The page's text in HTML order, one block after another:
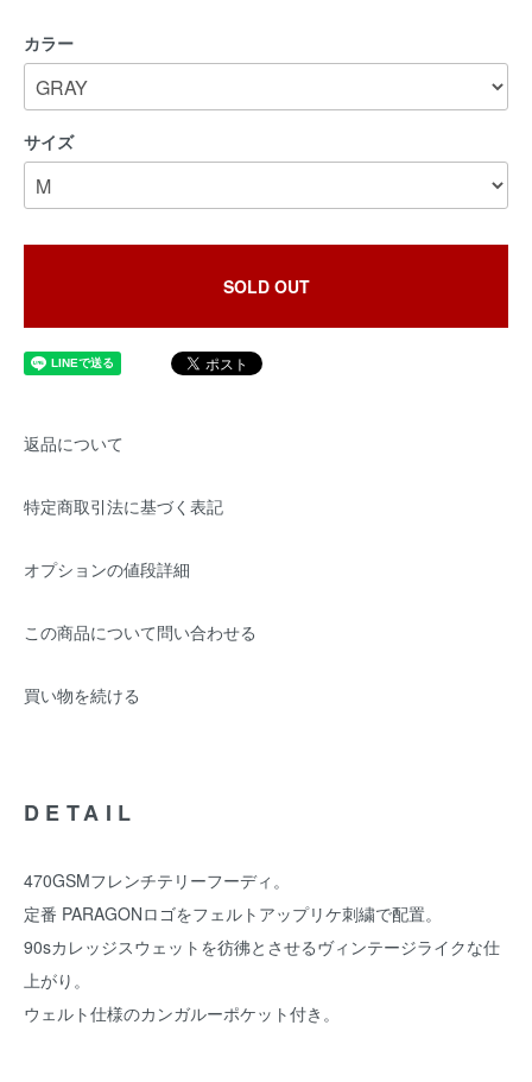
カラー
サイズ
SOLD OUT
返品について
特定商取引法に基づく表記
オプションの値段詳細
この商品について問い合わせる
買い物を続ける
DETAIL
470GSMフレンチテリーフーディ。
定番 PARAGONロゴをフェルトアップリケ刺繍で配置。
90sカレッジスウェットを彷彿とさせるヴィンテージライクな仕
上がり。
ウェルト仕様のカンガルーポケット付き。